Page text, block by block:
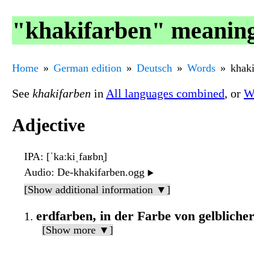
"khakifarben"
Home German edition Deutsch Words
See khakifarben in All languages combined, or
Adjective
IPA: [ˈkaːkiˌfaʁbn̩]
Audio: De-khakifarben.ogg ▶️
[Show additional information ▼]
erdfarben, in der Farbe von
[Show more ▼]